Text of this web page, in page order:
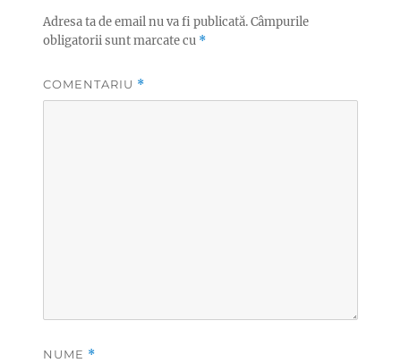
Adresa ta de email nu va fi publicată.Câmpurile
obligatorii sunt marcate cu *
COMENTARIU *
NUME *